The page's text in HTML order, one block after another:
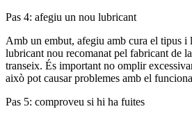
Pas 4: afegiu un nou lubricant
Amb un embut, afegiu amb cura el tipus i
lubricant nou recomanat pel fabricant de
transeix. És important no omplir
això pot causar problemes amb el
Pas 5: comproveu si hi ha fuites